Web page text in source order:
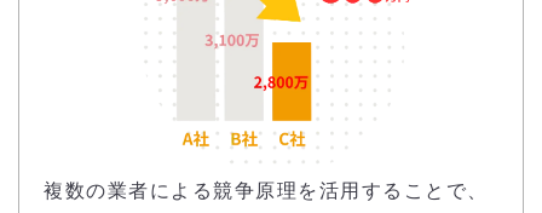
複数の業者による競争原理を活用することで、